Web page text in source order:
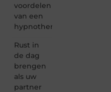
voordelen
van een
hypnotherapeut
Rust in
de dag
brengen
als uw
partner